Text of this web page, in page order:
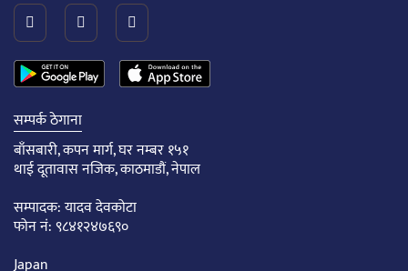
सम्पर्क ठेगाना
बाँसबारी, कपन मार्ग, घर नम्बर १५१
थाई दूतावास नजिक, काठमाडौं, नेपाल
सम्पादक: यादव देवकोटा
फोन नं: ९८४१२४७६९०
Japan